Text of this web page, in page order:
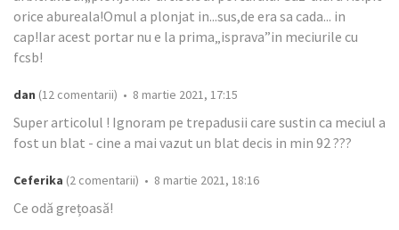
orice abureala!Omul a plonjat in...sus,de era sa cada... in
cap!Iar acest portar nu e la prima„isprava”in meciurile cu
fcsb!
dan (12 comentarii) • 8 martie 2021, 17:15
Super articolul ! Ignoram pe trepadusii care sustin ca meciul a
fost un blat - cine a mai vazut un blat decis in min 92 ???
Ceferika (2 comentarii) • 8 martie 2021, 18:16
Ce odă grețoasă!